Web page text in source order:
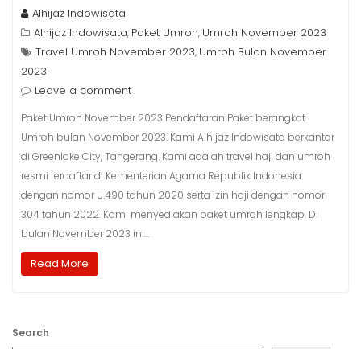
Alhijaz Indowisata
Alhijaz Indowisata, Paket Umroh, Umroh November 2023
Travel Umroh November 2023, Umroh Bulan November
2023
Leave a comment
Paket Umroh November 2023 Pendaftaran Paket berangkat
Umroh bulan November 2023. Kami Alhijaz Indowisata berkantor
di Greenlake City, Tangerang. Kami adalah travel haji dan umroh
resmi terdaftar di Kementerian Agama Republik Indonesia
dengan nomor U.490 tahun 2020 serta izin haji dengan nomor
304 tahun 2022. Kami menyediakan paket umroh lengkap. Di
bulan November 2023 ini…
Read More
Search